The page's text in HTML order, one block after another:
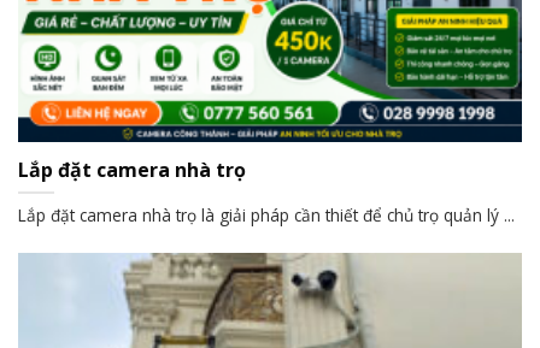
Lắp đặt camera nhà trọ
Lắp đặt camera nhà trọ là giải pháp cần thiết để chủ trọ quản lý ...